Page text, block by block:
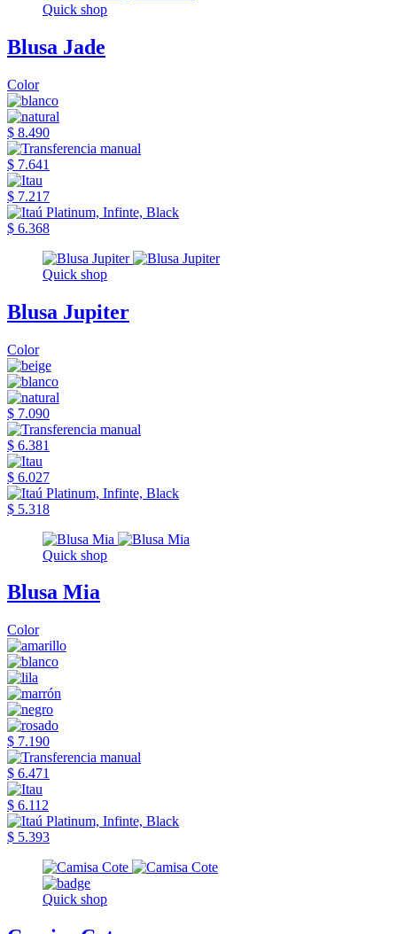
Quick shop
Blusa Jade
Color
$ 8.490
$ 7.641
$ 7.217
$ 6.368
Quick shop
Blusa Jupiter
Color
$ 7.090
$ 6.381
$ 6.027
$ 5.318
Quick shop
Blusa Mia
Color
$ 7.190
$ 6.471
$ 6.112
$ 5.393
Quick shop